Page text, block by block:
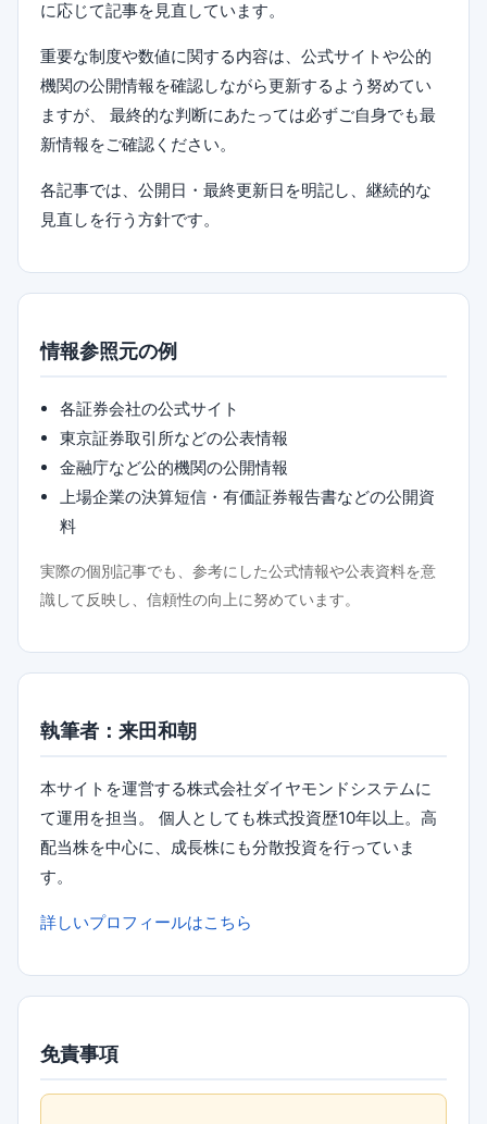
に応じて記事を見直しています。
重要な制度や数値に関する内容は、公式サイトや公的
機関の公開情報を確認しながら更新するよう努めてい
ますが、 最終的な判断にあたっては必ずご自身でも最
新情報をご確認ください。
各記事では、公開日・最終更新日を明記し、継続的な
見直しを行う方針です。
情報参照元の例
各証券会社の公式サイト
東京証券取引所などの公表情報
金融庁など公的機関の公開情報
上場企業の決算短信・有価証券報告書などの公開資
料
実際の個別記事でも、参考にした公式情報や公表資料を意
識して反映し、信頼性の向上に努めています。
執筆者：来田和朝
本サイトを運営する株式会社ダイヤモンドシステムに
て運用を担当。 個人としても株式投資歴10年以上。高
配当株を中心に、成長株にも分散投資を行っていま
す。
詳しいプロフィールはこちら
免責事項